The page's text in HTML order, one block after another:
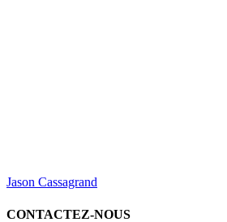
Jason Cassagrand
CONTACTEZ-NOUS